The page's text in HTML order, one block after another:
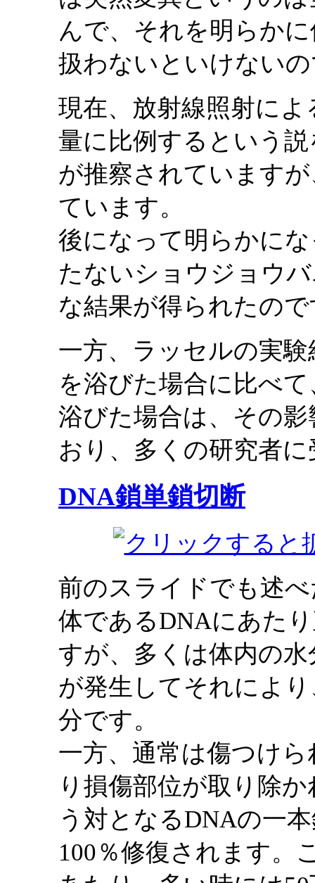
んで、それを明らか
扱わないといけない
現在、放射線照射に
量に比例するという
が推察されています
ています。
後になって明らかに
たないショウジョウ
な結果が得られたの
一方、ラッセルの実
を浴びた場合に比べ
浴びた場合は、その
おり、多くの研究者
DNA鎖単鎖切断
前のスライドでも述
体であるDNAにあた
すが、多くは体内の
が発生してそれによ
分です。
一方、通常は傷つけ
り損傷部位が取り除
う対となるDNAの一
100％修復されます。